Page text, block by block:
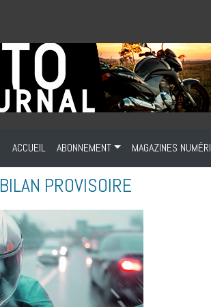
ACCUEIL ABONNEMENT MAGAZINES
BILAN PROVISOIRE